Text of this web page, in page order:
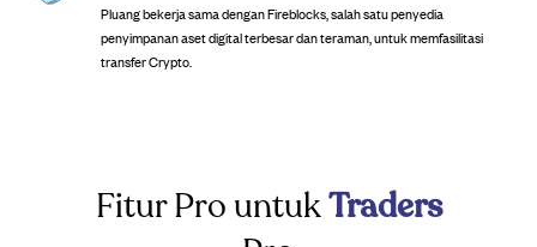
Pluang bekerja sama dengan Fireblocks, salah satu penyedia
penyimpanan aset digital terbesar dan teraman, untuk memfasilitasi
transfer Crypto.
Fitur Pro untukTraders